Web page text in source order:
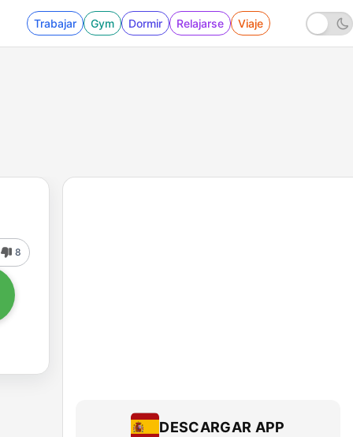
Trabajar Gym Dormir Relajarse Viaje
8
DESCARGAR APP